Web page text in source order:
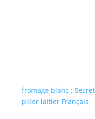
fromage blanc :
pilier laitier Français